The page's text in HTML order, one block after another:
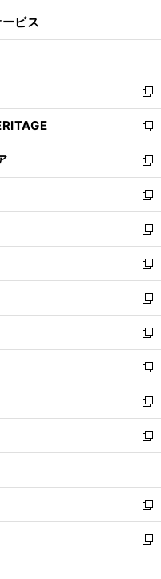
開
ン
ウ
で
開
く
ウ
ン
ド
ウ
で
開
く
ビス
新
し
い
ウ
ィ
ン
ド
ウ
で
開
く
新
し
い
ウ
ィ
ン
ド
ウ
で
開
く
新
し
い
ウ
ィ
ン
ド
ウ
で
開
く
新
し
い
ウ
ィ
ン
ド
ウ
で
開
く
新
し
い
ウ
ィ
ン
ド
ウ
で
開
く
新
し
い
ウ
ィ
ン
ド
ウ
で
開
く
新
し
い
ウ
ィ
ン
ド
ウ
で
開
新
し
い
ウ
ィ
ン
ド
ウ
開
く
新
し
い
ウ
ィ
ン
ウ
で
開
く
新
し
い
ウ
ン
ド
ウ
で
新
し
ウ
ィ
ン
ド
新
し
い
新